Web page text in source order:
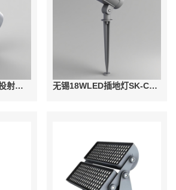
无锡10W-50W COB投射灯SK-TSD23-06 无锡18WLED插地灯SK-CDD23-02